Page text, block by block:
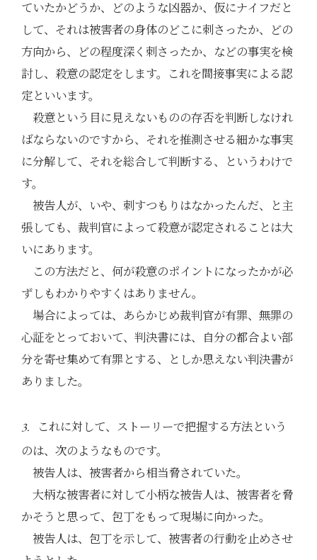
ていたかどうか、どのような凶器か、仮にナイフだと
して、それは被害者の身体のどこに刺さったか、どの
方向から、どの程度深く刺さったか、などの事実を検
討し、殺意の認定をします。これを間接事実による認
定といいます。
殺意という目に見えないものの存否を判断しなけれ
ばならないのですから、それを推測させる細かな事実
に分解して、それを総合して判断する、というわけで
す。
被告人が、いや、刺すつもりはなかったんだ、と主
張しても、裁判官によって殺意が認定されることは大
いにあります。
この方法だと、何が殺意のポイントになったかが必
ずしもわかりやすくはありません。
場合によっては、あらかじめ裁判官が有罪、無罪の
心証をとっておいて、判決書には、自分の都合よい部
分を寄せ集めて有罪とする、としか思えない判決書が
ありました。
3.
これに対して、ストーリーで把握する方法という
のは、次のようなものです。
被告人は、被害者から相当脅されていた。
大柄な被害者に対して小柄な被告人は、被害者を脅
かそうと思って、包丁をもって現場に向かった。
被告人は、包丁を示して、被害者の行動を止めさせ